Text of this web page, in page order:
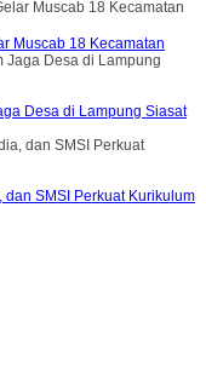
Muscab 18 Kecamatan
Desa di Lampung Siasat
dan SMSI Perkuat Kurikulum